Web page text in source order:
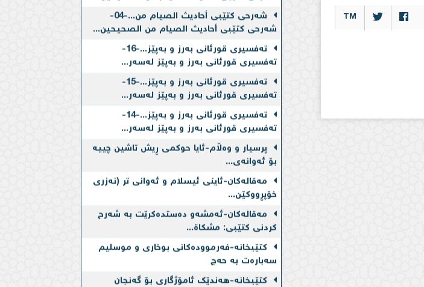
TM
شەرحی کتێبی أحادیث الصیام من الصحیحین...
تەفسیری قورئانی بەرز و بەپێز لەسەر...
تەفسیری قورئانی بەرز و بەپێز لەسەر...
تەفسیری قورئانی بەرز و بەپێز لەسەر...
بۆ ئه‌وانه‌ی...
خۆپڕووكێن...
مەقالەکان-ئه‌مشه‌و ده‌ستده‌كرێت به‌ شەرح
کردنی کتێبی: مشکاة...
سەبارەت بە حەج